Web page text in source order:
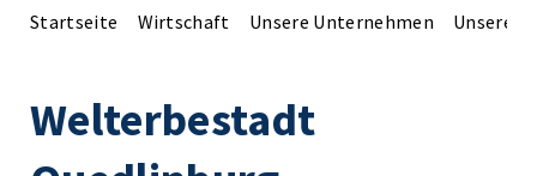
Startseite Wirtschaft Unsere Unternehmen Unsere
Welterbestadt